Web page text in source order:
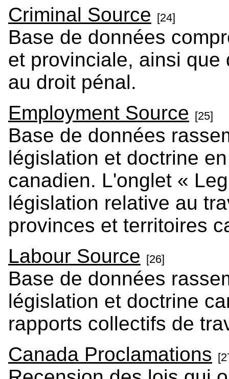
Criminal Source [24]
Base de données
et provinciale, ainsi
au droit pénal.
Employment Source [25]
Base de données
législation et doctrine
canadien. L'onglet «
législation relative au
provinces et territoires
Labour Source [26]
Base de données
législation et doctrine
rapports collectifs de
Canada Proclamations